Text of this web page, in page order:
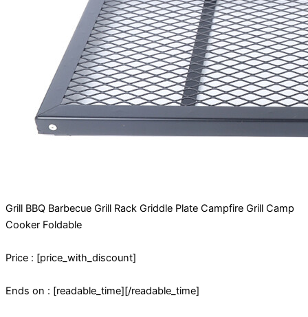
Grill BBQ Barbecue Grill Rack Griddle Plate Campfire Grill Camp
Cooker Foldable
Price : [price_with_discount]
Ends on : [readable_time][/readable_time]